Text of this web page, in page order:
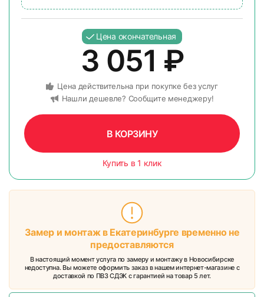
Цена окончательная
3 051 ₽
Цена действительна при покупке без услуг
Нашли дешевле? Сообщите менеджеру!
В КОРЗИНУ
Купить в 1 клик
Замер и монтаж в Екатеринбурге временно не
предоставляются
В настоящий момент услуга по замеру и монтажу в Новосибирске
недоступна. Вы можете оформить заказ в нашем интернет-магазине с
доставкой по ПВЗ СДЭК с гарантией на товар 5 лет.